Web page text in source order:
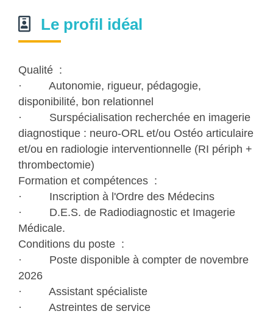
Le profil idéal
Qualité :
· Autonomie, rigueur, pédagogie,
disponibilité, bon relationnel
· Surspécialisation recherchée en imagerie
diagnostique : neuro-ORL et/ou Ostéo articulaire
et/ou en radiologie interventionnelle (RI périph +
thrombectomie)
Formation et compétences :
· Inscription à l'Ordre des Médecins
· D.E.S. de Radiodiagnostic et Imagerie
Médicale.
Conditions du poste :
· Poste disponible à compter de novembre
2026
· Assistant spécialiste
· Astreintes de service